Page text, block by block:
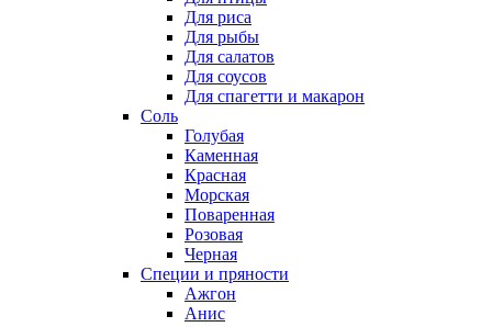
Для риса
Для рыбы
Для салатов
Для соусов
Для спагетти и макарон
Соль
Голубая
Каменная
Красная
Морская
Поваренная
Розовая
Черная
Специи и пряности
Ажгон
Анис